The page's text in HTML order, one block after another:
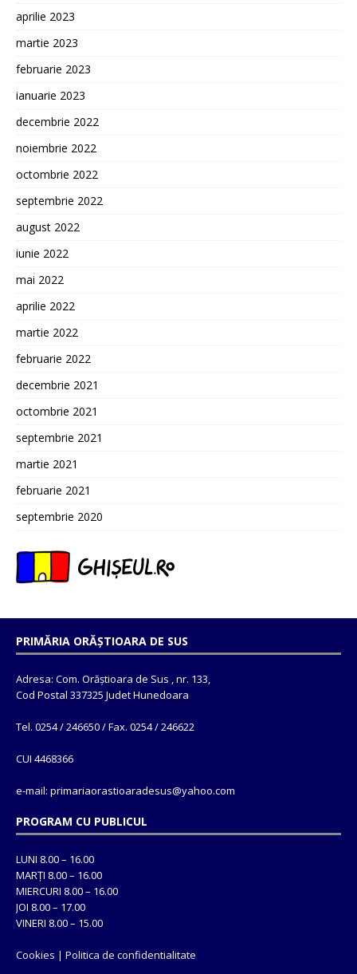
aprilie 2023
martie 2023
februarie 2023
ianuarie 2023
decembrie 2022
noiembrie 2022
octombrie 2022
septembrie 2022
august 2022
iunie 2022
mai 2022
aprilie 2022
martie 2022
februarie 2022
decembrie 2021
octombrie 2021
septembrie 2021
martie 2021
februarie 2021
septembrie 2020
PRIMĂRIA ORĂȘTIOARA DE SUS
Adresa: Com. Orăștioara de Sus , nr. 133,
Cod Postal 337325 Judet Hunedoara
Tel. 0254 / 246650 / Fax. 0254 / 246622
CUI 4468366
e-mail: primariaorastioaradesus@yahoo.com
PROGRAM CU PUBLICUL
LUNI 8.00 – 16.00
MARȚI 8.00 – 16.00
MIERCURI 8.00 – 16.00
JOI 8.00 – 17.00
VINERI 8.00 – 15.00
Cookies | Politica de confidentialitate